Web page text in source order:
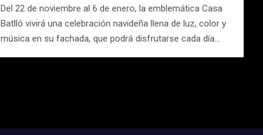
Del 22 de noviembre al 6 de enero, la emblemática Casa
Batlló vivirá una celebración navideña llena de luz, color y
música en su fachada, que podrá disfrutarse cada día…